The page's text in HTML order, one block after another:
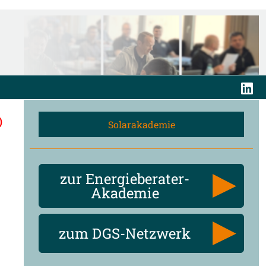
Solarakademie
zur Energieberater-
Akademie
zum DGS-Netzwerk